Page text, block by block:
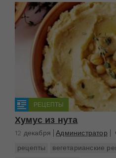
РЕЦЕПТЫ
Хумус из нута
12 декабря Администратор
рецепты
вегетарианские